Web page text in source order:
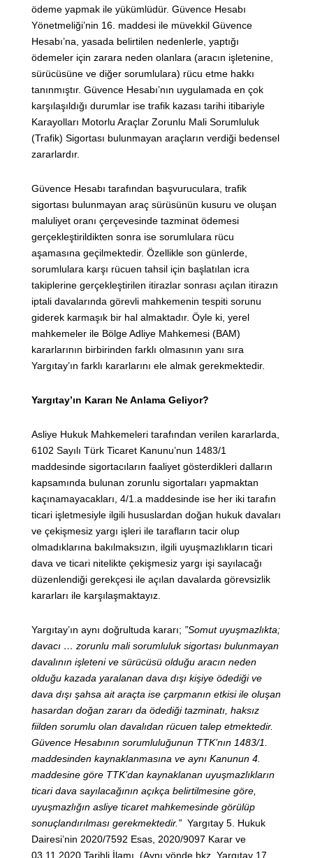
ödeme yapmak ile yükümlüdür. Güvence Hesabı
Yönetmeliği’nin 16. maddesi ile müvekkil Güvence
Hesabı’na, yasada belirtilen nedenlerle, yaptığı
ödemeler için zarara neden olanlara (aracın işletenine,
sürücüsüne ve diğer sorumlulara) rücu etme hakkı
tanınmıştır. Güvence Hesabı’nın uygulamada en çok
karşılaşıldığı durumlar ise trafik kazası tarihi itibariyle
Karayolları Motorlu Araçlar Zorunlu Mali Sorumluluk
(Trafik) Sigortası bulunmayan araçların verdiği bedensel
zararlardır.
Güvence Hesabı tarafından başvuruculara, trafik
sigortası bulunmayan araç sürüsünün kusuru ve oluşan
maluliyet oranı çerçevesinde tazminat ödemesi
gerçekleştirildikten sonra ise sorumlulara rücu
aşamasına geçilmektedir. Özellikle son günlerde,
sorumlulara karşı rücuen tahsil için başlatılan icra
takiplerine gerçekleştirilen itirazlar sonrası açılan itirazın
iptali davalarında görevli mahkemenin tespiti sorunu
giderek karmaşık bir hal almaktadır. Öyle ki, yerel
mahkemeler ile Bölge Adliye Mahkemesi (BAM)
kararlarının birbirinden farklı olmasının yanı sıra
Yargıtay’ın farklı kararlarını ele almak gerekmektedir.
Yargıtay’ın Kararı Ne Anlama Geliyor?
Asliye Hukuk Mahkemeleri tarafından verilen kararlarda,
6102 Sayılı Türk Ticaret Kanunu’nun 1483/1
maddesinde sigortacıların faaliyet gösterdikleri dalların
kapsamında bulunan zorunlu sigortaları yapmaktan
kaçınamayacakları, 4/1.a maddesinde ise her iki tarafın
ticari işletmesiyle ilgili hususlardan doğan hukuk davaları
ve çekişmesiz yargı işleri ile tarafların tacir olup
olmadıklarına bakılmaksızın, ilgili uyuşmazlıkların ticari
dava ve ticari nitelikte çekişmesiz yargı işi sayılacağı
düzenlendiği gerekçesi ile açılan davalarda görevsizlik
kararları ile karşılaşmaktayız.
Yargıtay’ın aynı doğrultuda kararı; ”Somut uyuşmazlıkta;
davacı … zorunlu mali sorumluluk sigortası bulunmayan
davalının işleteni ve sürücüsü olduğu aracın neden
olduğu kazada yaralanan dava dışı kişiye ödediği ve
dava dışı şahsa ait araçta ise çarpmanın etkisi ile oluşan
hasardan doğan zararı da ödediği tazminatı, haksız
fiilden sorumlu olan davalıdan rücuen talep etmektedir.
Güvence Hesabının sorumluluğunun TTK’nın 1483/1.
maddesinden kaynaklanmasına ve aynı Kanunun 4.
maddesine göre TTK’dan kaynaklanan uyuşmazlıkların
ticari dava sayılacağının açıkça belirtilmesine göre,
uyuşmazlığın asliye ticaret mahkemesinde görülüp
sonuçlandırılması gerekmektedir.” Yargıtay 5. Hukuk
Dairesi’nin 2020/7592 Esas, 2020/9097 Karar ve
03.11.2020 Tarihli İlamı. (Aynı yönde bkz. Yargıtay 17.